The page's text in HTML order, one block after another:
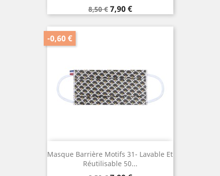
Prix
de
base
8,50 € Prix
7,90 €
Masque Barrière Motifs 31- Lavable Et
Réutilisable 50...
-0,60 €